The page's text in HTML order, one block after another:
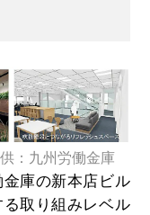
：九州労働金庫
庫の新本店ビル
取り組みレベル